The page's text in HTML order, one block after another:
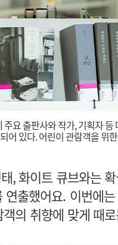
요 출판사와 작가, 기획자 등
어 있다. 어린이 관람객을 위
, 화이트 큐브와는
출했어요. 이번에
의 취향에 맞게 때